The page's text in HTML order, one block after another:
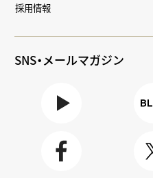
採用情報
SNS・メールマガジン